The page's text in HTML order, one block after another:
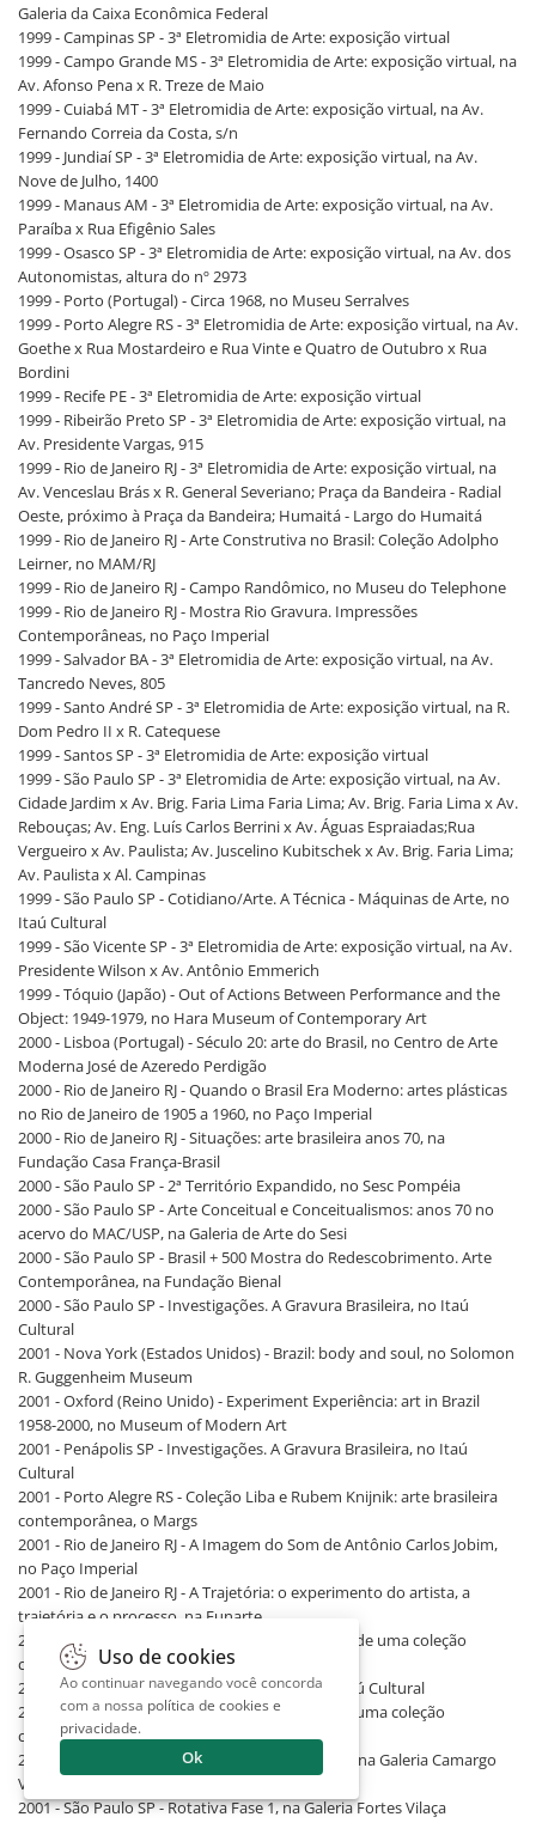
Galeria da Caixa Econômica Federal
1999 - Campinas SP - 3ª Eletromidia de Arte: exposição virtual
1999 - Campo Grande MS - 3ª Eletromidia de Arte: exposição virtual, na
Av. Afonso Pena x R. Treze de Maio
1999 - Cuiabá MT - 3ª Eletromidia de Arte: exposição virtual, na Av.
Fernando Correia da Costa, s/n
1999 - Jundiaí SP - 3ª Eletromidia de Arte: exposição virtual, na Av.
Nove de Julho, 1400
1999 - Manaus AM - 3ª Eletromidia de Arte: exposição virtual, na Av.
Paraíba x Rua Efigênio Sales
1999 - Osasco SP - 3ª Eletromidia de Arte: exposição virtual, na Av. dos
Autonomistas, altura do nº 2973
1999 - Porto (Portugal) - Circa 1968, no Museu Serralves
1999 - Porto Alegre RS - 3ª Eletromidia de Arte: exposição virtual, na Av.
Goethe x Rua Mostardeiro e Rua Vinte e Quatro de Outubro x Rua
Bordini
1999 - Recife PE - 3ª Eletromidia de Arte: exposição virtual
1999 - Ribeirão Preto SP - 3ª Eletromidia de Arte: exposição virtual, na
Av. Presidente Vargas, 915
1999 - Rio de Janeiro RJ - 3ª Eletromidia de Arte: exposição virtual, na
Av. Venceslau Brás x R. General Severiano; Praça da Bandeira - Radial
Oeste, próximo à Praça da Bandeira; Humaitá - Largo do Humaitá
1999 - Rio de Janeiro RJ - Arte Construtiva no Brasil: Coleção Adolpho
Leirner, no MAM/RJ
1999 - Rio de Janeiro RJ - Campo Randômico, no Museu do Telephone
1999 - Rio de Janeiro RJ - Mostra Rio Gravura. Impressões
Contemporâneas, no Paço Imperial
1999 - Salvador BA - 3ª Eletromidia de Arte: exposição virtual, na Av.
Tancredo Neves, 805
1999 - Santo André SP - 3ª Eletromidia de Arte: exposição virtual, na R.
Dom Pedro II x R. Catequese
1999 - Santos SP - 3ª Eletromidia de Arte: exposição virtual
1999 - São Paulo SP - 3ª Eletromidia de Arte: exposição virtual, na Av.
Cidade Jardim x Av. Brig. Faria Lima Faria Lima; Av. Brig. Faria Lima x Av.
Rebouças; Av. Eng. Luís Carlos Berrini x Av. Águas Espraiadas;Rua
Vergueiro x Av. Paulista; Av. Juscelino Kubitschek x Av. Brig. Faria Lima;
Av. Paulista x Al. Campinas
1999 - São Paulo SP - Cotidiano/Arte. A Técnica - Máquinas de Arte, no
Itaú Cultural
1999 - São Vicente SP - 3ª Eletromidia de Arte: exposição virtual, na Av.
Presidente Wilson x Av. Antônio Emmerich
1999 - Tóquio (Japão) - Out of Actions Between Performance and the
Object: 1949-1979, no Hara Museum of Contemporary Art
2000 - Lisboa (Portugal) - Século 20: arte do Brasil, no Centro de Arte
Moderna José de Azeredo Perdigão
2000 - Rio de Janeiro RJ - Quando o Brasil Era Moderno: artes plásticas
no Rio de Janeiro de 1905 a 1960, no Paço Imperial
2000 - Rio de Janeiro RJ - Situações: arte brasileira anos 70, na
Fundação Casa França-Brasil
2000 - São Paulo SP - 2ª Território Expandido, no Sesc Pompéia
2000 - São Paulo SP - Arte Conceitual e Conceitualismos: anos 70 no
acervo do MAC/USP, na Galeria de Arte do Sesi
2000 - São Paulo SP - Brasil + 500 Mostra do Redescobrimento. Arte
Contemporânea, na Fundação Bienal
2000 - São Paulo SP - Investigações. A Gravura Brasileira, no Itaú
Cultural
2001 - Nova York (Estados Unidos) - Brazil: body and soul, no Solomon
R. Guggenheim Museum
2001 - Oxford (Reino Unido) - Experiment Experiência: art in Brazil
1958-2000, no Museum of Modern Art
2001 - Penápolis SP - Investigações. A Gravura Brasileira, no Itaú
Cultural
2001 - Porto Alegre RS - Coleção Liba e Rubem Knijnik: arte brasileira
contemporânea, o Margs
2001 - Rio de Janeiro RJ - A Imagem do Som de Antônio Carlos Jobim,
no Paço Imperial
2001 - Rio de Janeiro RJ - A Trajetória: o experimento do artista, a
trajetória e o processo, na Funarte
2001 - Rio de Janeiro RJ - Espelho Cego: seleções de uma coleção
contemporânea, no Paço Imperial
2001 - São Paulo SP - Anos 70. Trajetórias, no Itaú Cultural
2001 - São Paulo SP - Espelho Cego: seleções de uma coleção
contemporânea, no MAM/SP
2001 - São Paulo SP - Lygia Pape e Nicola Tyson, na Galeria Camargo
Vilaça
2001 - São Paulo SP - Rotativa Fase 1, na Galeria Fortes Vilaça
Uso de cookies
Ao continuar navegando você concorda
com a nossa política de cookies e
privacidade.
Ok